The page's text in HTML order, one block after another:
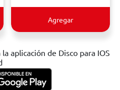
Agregar
la aplicación de Disco para IOS